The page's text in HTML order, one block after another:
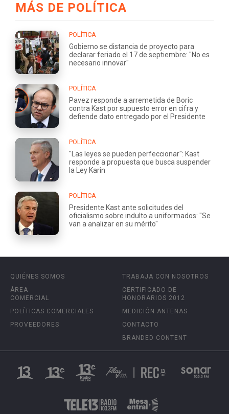
MÁS DE POLÍTICA
POLÍTICA
Gobierno se distancia de proyecto para
declarar feriado el 17 de septiembre: "No es
necesario innovar"
POLÍTICA
Pavez responde a arremetida de Boric
contra Kast por supuesto error en cifra y
defiende dato entregado por el Presidente
POLÍTICA
"Las leyes se pueden perfeccionar": Kast
responde a propuesta que busca suspender
la Ley Karin
POLÍTICA
Presidente Kast ante solicitudes del
oficialismo sobre indulto a uniformados: "Se
van a analizar en su mérito"
QUIÉNES SOMOS
ÁREA
COMERCIAL
POLÍTICAS COMERCIALES
PROVEEDORES
TRABAJA CON NOSOTROS
CERTIFICADO DE
HONORARIOS 2012
MEDICIÓN ANTENAS
CONTACTO
BRANDED CONTENT